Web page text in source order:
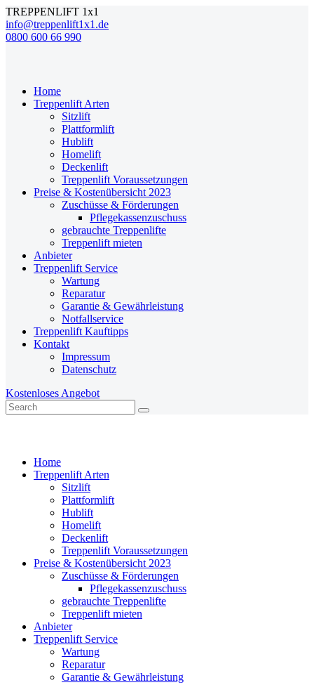
TREPPENLIFT 1x1
info@treppenlift1x1.de
0800 600 66 990
Home
Treppenlift Arten
Sitzlift
Plattformlift
Hublift
Homelift
Deckenlift
Treppenlift Voraussetzungen
Preise & Kostenübersicht 2023
Zuschüsse & Förderungen
Pflegekassenzuschuss
gebrauchte Treppenlifte
Treppenlift mieten
Anbieter
Treppenlift Service
Wartung
Reparatur
Garantie & Gewährleistung
Notfallservice
Treppenlift Kauftipps
Kontakt
Impressum
Datenschutz
Kostenloses Angebot
Home
Treppenlift Arten
Sitzlift
Plattformlift
Hublift
Homelift
Deckenlift
Treppenlift Voraussetzungen
Preise & Kostenübersicht 2023
Zuschüsse & Förderungen
Pflegekassenzuschuss
gebrauchte Treppenlifte
Treppenlift mieten
Anbieter
Treppenlift Service
Wartung
Reparatur
Garantie & Gewährleistung